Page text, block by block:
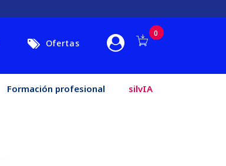
Ofertas
0
Formación profesional silvIA